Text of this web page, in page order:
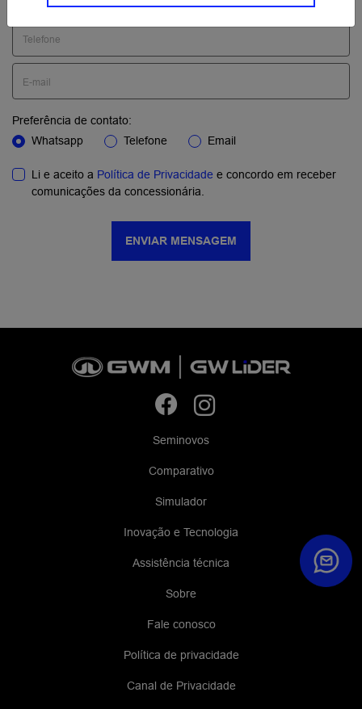
Preferência de contato:
Whatsapp
Telefone Email
Li e aceito a Política de Privacidade e concordo em receber
comunicações da concessionária.
ENVIAR MENSAGEM
Seminovos
Comparativo
Simulador
Inovação e Tecnologia
Assistência técnica
Sobre
Fale conosco
Política de privacidade
Canal de Privacidade